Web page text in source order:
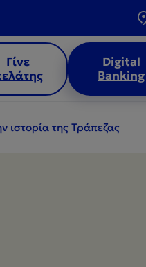
Γίνε
Digital
Banking
ιστορία της Τράπεζας